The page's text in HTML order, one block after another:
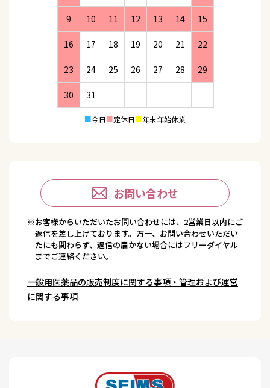
9 10 11 12 13 14 15
16 17 18 19 20 21 22
23 24 25 26 27 28 29
30 31
■今日■定休日■年末年始休業
お問い合わせ
※お客様からいただいたお問い合わせには、2営業日以内にご
返信を差し上げております。万一、お問い合わせいただい
たにも関わらず、返信の届かない場合にはフリーダイヤル
までご連絡ください。
一般用医薬品の販売制度に関する事項・管理および運営
に関する事項